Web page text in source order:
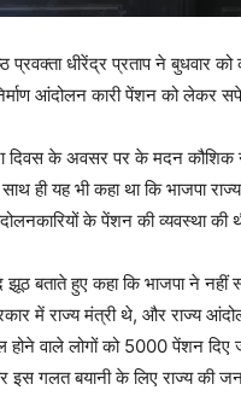
प्रवक्ता धीरेंद्र प्रताप ने बुधवार
आंदोलन कारी पेंशन को लेकर
दिवस के अवसर पर के मदन
ही यह भी कहा था कि भाजपा
के पेंशन की व्यवस्था की
बताते हुए कहा कि भाजपा ने नहीं
में राज्य मंत्री थे, और राज्य
वाले लोगों को 5000 पेंशन दिए
गलत बयानी के लिए राज्य की